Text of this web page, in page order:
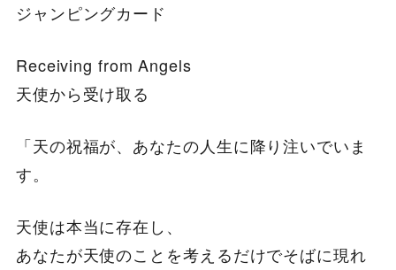
ジャンピングカード
Receiving from Angels
天使から受け取る
「天の祝福が、あなたの人生に降り注いでいま
す。
天使は本当に存在し、
あなたが天使のことを考えるだけでそばに現れ